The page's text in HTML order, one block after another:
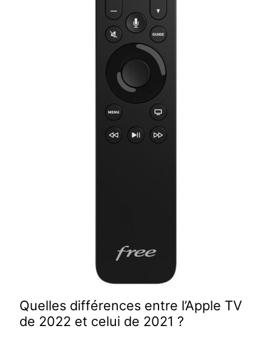
Quelles différences entre l’Apple TV
de 2022 et celui de 2021 ?